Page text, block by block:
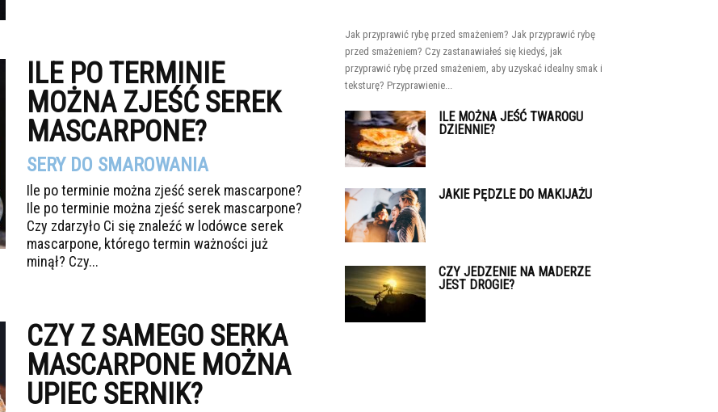
ILE PO TERMINIE
MOŻNA ZJEŚĆ SEREK
MASCARPONE?
SERY DO SMAROWANIA
Ile po terminie można zjeść serek mascarpone?
Ile po terminie można zjeść serek mascarpone?
Czy zdarzyło Ci się znaleźć w lodówce serek
mascarpone, którego termin ważności już
minął? Czy...
CZY Z SAMEGO SERKA
MASCARPONE MOŻNA
UPIEC SERNIK?
Jak przyprawić rybę przed smażeniem? Jak przyprawić rybę
przed smażeniem? Czy zastanawiałeś się kiedyś, jak
przyprawić rybę przed smażeniem, aby uzyskać idealny smak i
teksturę? Przyprawienie...
ILE MOŻNA JEŚĆ TWAROGU
DZIENNIE?
JAKIE PĘDZLE DO MAKIJAŻU
CZY JEDZENIE NA MADERZE
JEST DROGIE?